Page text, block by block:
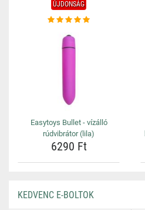
ÚJDONSÁG
Easytoys Bullet - vízálló
rúdvibrátor (lila)
6290 Ft
KEDVENC E-BOLTOK